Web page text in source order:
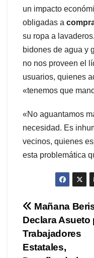
un impacto
obligadas a
su ropa a
bidones de agua y
no nos proveen el
usuarios, quienes
«tenemos que
«No aguantamos
necesidad. Es
vecinos, quienes
esta problemática
de
entradas
Mañana
Declara Asueto
Trabajadores
Estatales,